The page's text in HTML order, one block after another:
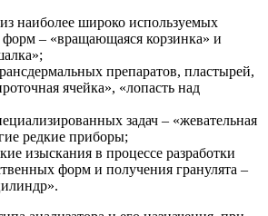
наиболее широко используемых
форм – «вращающаяся корзинка» и
препаратов, пластырей,
ячейка», «лопасть над
задач – «жевательная
редкие приборы;
изыскания в процессе разработки
форм и получения гранулята –